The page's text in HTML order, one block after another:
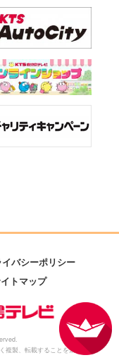
イバシーポリシー
トマップ
複製、転載することを禁じます。